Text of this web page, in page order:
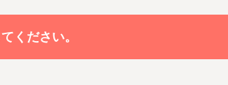
ください。